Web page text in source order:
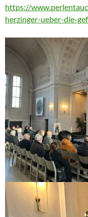
https://
herzinger-ueber-die-